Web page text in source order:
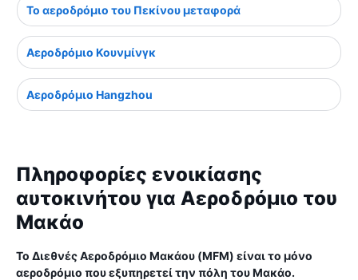
Το αεροδρόμιο του Πεκίνου μεταφορά
Αεροδρόμιο Κουνμίνγκ
Αεροδρόμιο Hangzhou
Πληροφορίες ενοικίασης
αυτοκινήτου για Αεροδρόμιο του
Μακάο
Το Διεθνές Αεροδρόμιο Μακάου (MFM) είναι το μόνο
αεροδρόμιο που εξυπηρετεί την πόλη του Μακάο.